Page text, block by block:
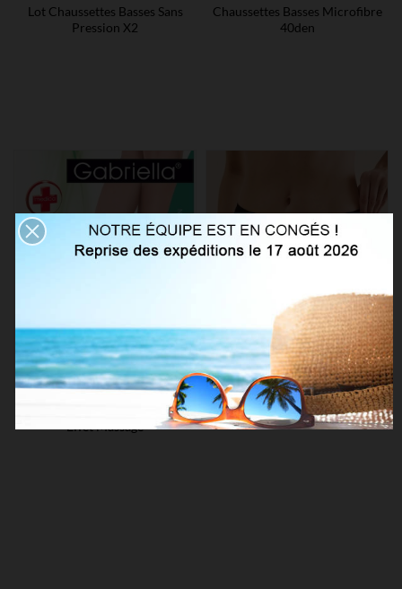
Lot Chaussettes Basses Sans
Pression X2
Chaussettes Basses Microfibre
40den
Chaussettes Basses Aloé Vera
Effet Massage
Collant Taille Basse 20 Den Mat